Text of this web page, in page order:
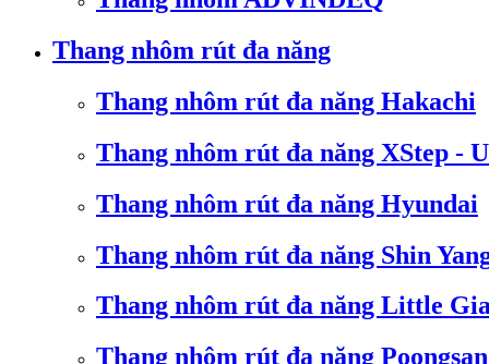
Thang nhôm rút đa năng
Thang nhôm rút đa năng Hakachi
Thang nhôm rút đa năng XStep -
Thang nhôm rút đa năng Hyundai
Thang nhôm rút đa năng Shin
Thang nhôm rút đa năng Little
Thang nhôm rút đa năng Poongsan